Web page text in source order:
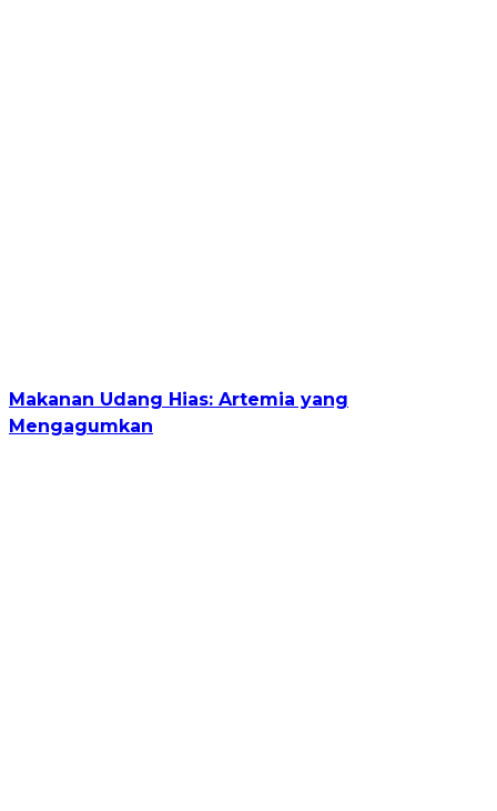
Makanan Udang Hias: Artemia yang
Mengagumkan